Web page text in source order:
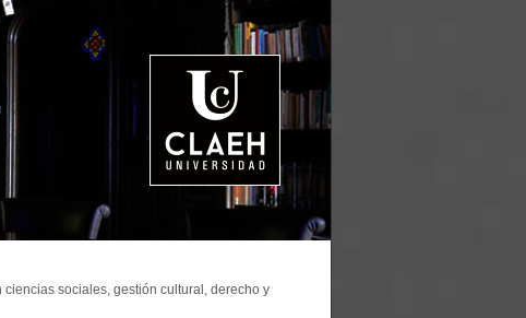
sociales, gestión cultural, derecho y